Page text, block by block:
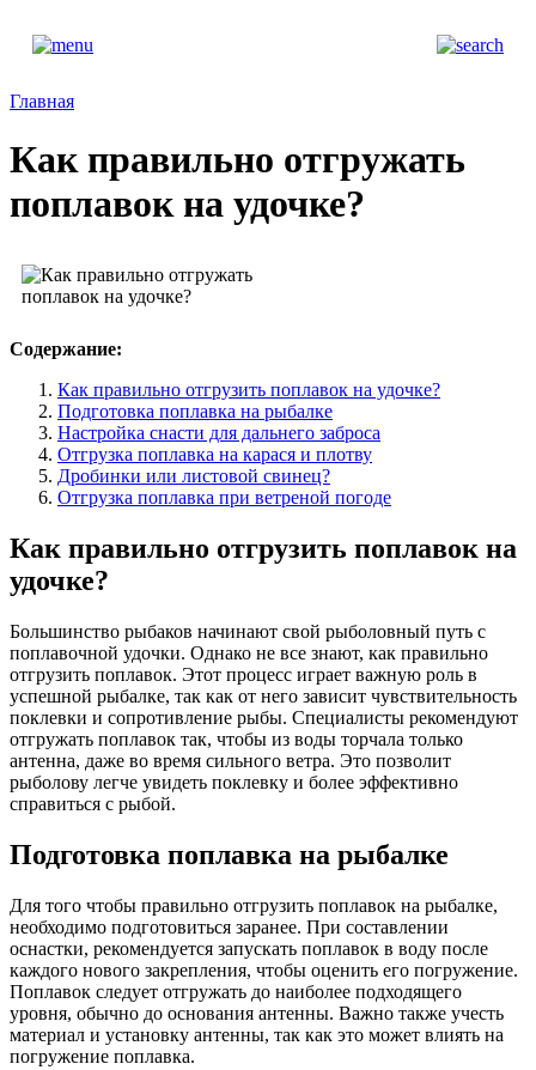
Главная
Как правильно отгружать
поплавок на удочке?
Содержание:
Как правильно отгрузить поплавок на удочке?
Подготовка поплавка на рыбалке
Настройка снасти для дальнего заброса
Отгрузка поплавка на карася и плотву
Дробинки или листовой свинец?
Отгрузка поплавка при ветреной погоде
Как правильно отгрузить поплавок на
удочке?
Большинство рыбаков начинают свой рыболовный путь с
поплавочной удочки. Однако не все знают, как правильно
отгрузить поплавок. Этот процесс играет важную роль в
успешной рыбалке, так как от него зависит чувствительность
поклевки и сопротивление рыбы. Специалисты рекомендуют
отгружать поплавок так, чтобы из воды торчала только
антенна, даже во время сильного ветра. Это позволит
рыболову легче увидеть поклевку и более эффективно
справиться с рыбой.
Подготовка поплавка на рыбалке
Для того чтобы правильно отгрузить поплавок на рыбалке,
необходимо подготовиться заранее. При составлении
оснастки, рекомендуется запускать поплавок в воду после
каждого нового закрепления, чтобы оценить его погружение.
Поплавок следует отгружать до наиболее подходящего
уровня, обычно до основания антенны. Важно также учесть
материал и установку антенны, так как это может влиять на
погружение поплавка.